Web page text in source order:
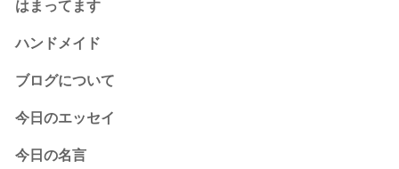
はまってます
ハンドメイド
ブログについて
今日のエッセイ
今日の名言